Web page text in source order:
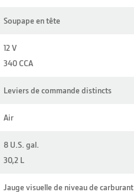
Soupape en tête
12 V
340 CCA
Leviers de commande distincts
Air
8 U.S. gal.
30,2 L
Jauge visuelle de niveau de carburant